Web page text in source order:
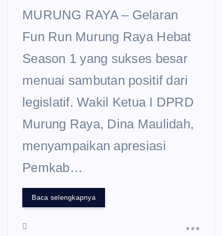
MURUNG RAYA – Gelaran
Fun Run Murung Raya Hebat
Season 1 yang sukses besar
menuai sambutan positif dari
legislatif. Wakil Ketua I DPRD
Murung Raya, Dina Maulidah,
menyampaikan apresiasi
Pemkab…
Baca selengkapnya